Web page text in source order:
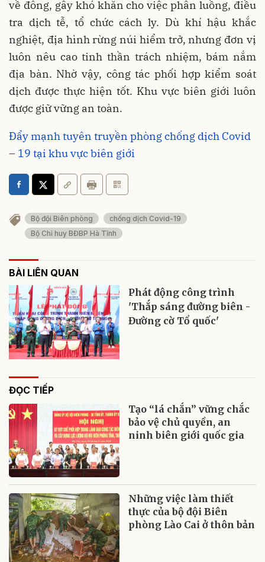
về đông, gây khó khăn cho việc phân luồng, điều
tra dịch tễ, tổ chức cách ly. Dù khí hậu khắc
nghiệt, địa hình rừng núi hiểm trở, nhưng đơn vị
luôn nêu cao tinh thần trách nhiệm, bám nắm
địa bàn. Nhờ vậy, công tác phối hợp kiểm soát
dịch được thực hiện tốt. Khu vực biên giới luôn
được giữ vững an toàn.
Đẩy mạnh tuyên truyền phòng chống dịch Covid
– 19 tại khu vực biên giới
Bộ đội Biên phòng
chống dịch Covid-19
Bộ Chỉ huy BĐBP Hà Tĩnh
BÀI LIÊN QUAN
Phát động công trình
'Thắp sáng đường biên -
Đường cờ Tổ quốc'
ĐỌC TIẾP
Tạo “lá chắn” vững chắc
bảo vệ chủ quyền, an
ninh biên giới quốc gia
Những việc làm thiết
thực của bộ đội Biên
phòng Lào Cai ở thôn bản